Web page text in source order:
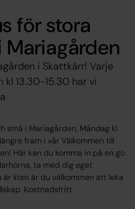
för stora
Mariagården
i Skattkärr! Varje
kl 13.30-15.30 har vi
små i Mariagården, Måndag kl
fram i vår Välkommen till
Här kan du komma in på en go
ta med dig eget
liten är du välkommen att leka
Kostnadsfritt.